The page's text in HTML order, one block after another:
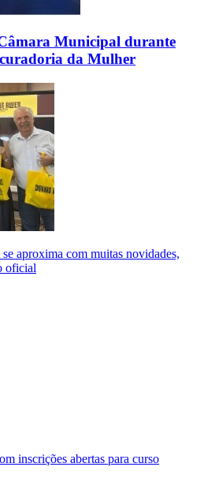
Municipal durante
da Mulher
aproxima com muitas novidades,
oficial
inscrições abertas para curso